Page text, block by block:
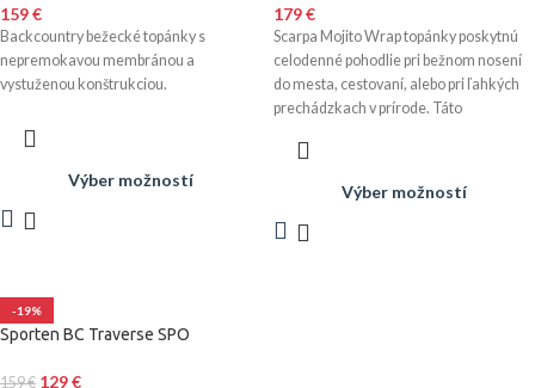
159€
Backcountry bežecké topánky s
nepremokavou membránou a
vystuženou konštrukciou.
Výber možností
179€
Scarpa Mojito Wrap topánky poskytnú
celodenné pohodlie pri bežnom nosení
do mesta, cestovaní, alebo pri ľahkých
prechádzkach v prírode. Táto
Výber možností
-19%
Sporten BC Traverse SPO
159€ 129€